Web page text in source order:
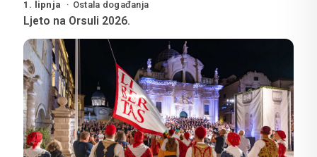
1. lipnja Ostala događanja
Ljeto na Orsuli 2026.